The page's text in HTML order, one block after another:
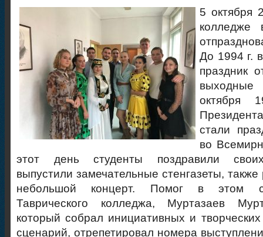
5 октября
колледже
До 1994 г.
праздник
октября
стали
во
этот день студенты поздравили
выпустили замечательные стенгазеты, также
небольшой концерт. Помог в этом
Таврического колледжа, Муртазаев
который собрал инициативных и творческих
сценарий, отрепетировал номера